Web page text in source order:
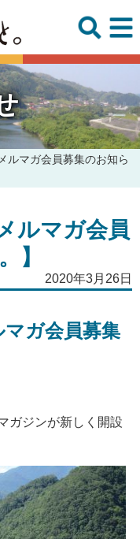
ルマガ会員募集のお知ら
ルマガ会員
】
2020年3月26日
マガ会員募集
ガジンが新しく開設